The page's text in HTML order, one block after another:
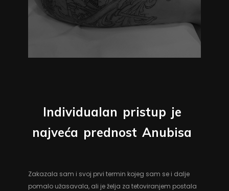
Individualan pristup je
najveća prednost Anubisa
Zakazala sam i svoj prvi termin kojeg sam se i dalje
pomalo užasavala, ali je želja za tetoviranjem postala